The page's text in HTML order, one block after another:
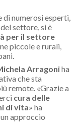
di numerosi esperti,
settore, si è
per il settore
piccole e rurali,
Arragoniha
che sta
remote. «Grazie a
cura delle
di vita» ha
approccio